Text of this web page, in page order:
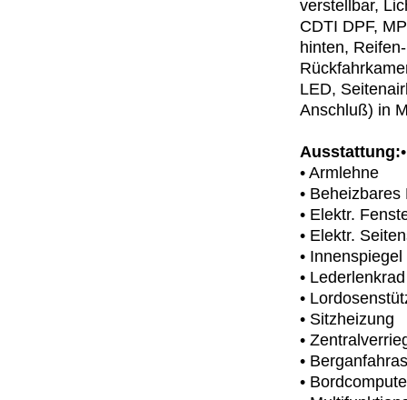
verstellbar,
CDTI DPF,
hinten,
LED,
Anschluß) in
Ausstattung:
• Armlehne
• Beheizbares
• Elektr.
• Elektr.
•
• Lederlenkrad
•
• Sitzheizung
•
•
•